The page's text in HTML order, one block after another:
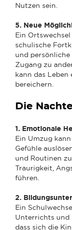
Nutzen sein.
5. Neue
Ein
schulische
und
Zugang zu
kann das Leben
bereichern.
Die
1. Emotionale
Ein Umzug
Gefühle
und Routinen
Traurigkeit,
führen.
2.
Ein
Unterrichts und
dass sich die